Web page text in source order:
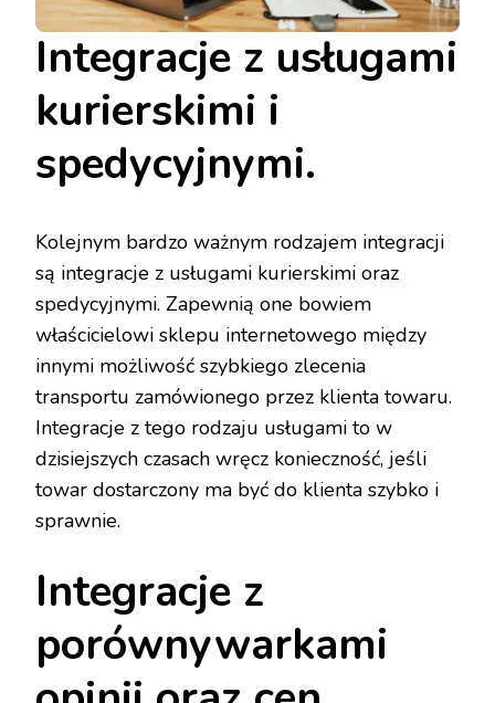
Integracje z usługami
kurierskimi i
spedycyjnymi.
Kolejnym bardzo ważnym rodzajem integracji
są integracje z usługami kurierskimi oraz
spedycyjnymi. Zapewnią one bowiem
właścicielowi sklepu internetowego między
innymi możliwość szybkiego zlecenia
transportu zamówionego przez klienta towaru.
Integracje z tego rodzaju usługami to w
dzisiejszych czasach wręcz konieczność, jeśli
towar dostarczony ma być do klienta szybko i
sprawnie.
Integracje z
porównywarkami